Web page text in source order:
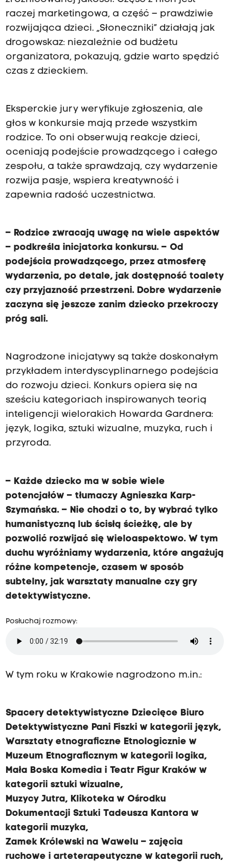
raczej marketingowa, a część – prawdziwie
rozwijająca dzieci. „Słoneczniki” działają jak
drogowskaz: niezależnie od budżetu
organizatora, pokazują, gdzie warto spędzić
czas z dzieckiem.
Eksperckie jury weryfikuje zgłoszenia, ale
głos w konkursie mają przede wszystkim
rodzice. To oni obserwują reakcje dzieci,
oceniają podejście prowadzącego i całego
zespołu, a także sprawdzają, czy wydarzenie
rozwija pasje, wspiera kreatywność i
zapewnia radość uczestnictwa.
– Rodzice zwracają uwagę na wiele aspektów
– podkreśla inicjatorka konkursu. – Od
podejścia prowadzącego, przez atmosferę
wydarzenia, po detale, jak dostępność toalety
czy przyjazność przestrzeni. Dobre wydarzenie
zaczyna się jeszcze zanim dziecko przekroczy
próg sali.
Nagrodzone inicjatywy są także doskonałym
przykładem interdyscyplinarnego podejścia
do rozwoju dzieci. Konkurs opiera się na
sześciu kategoriach inspirowanych teorią
inteligencji wielorakich Howarda Gardnera:
język, logika, sztuki wizualne, muzyka, ruch i
przyroda.
– Każde dziecko ma w sobie wiele
potencjałów – tłumaczy Agnieszka Karp-
Szymańska. – Nie chodzi o to, by wybrać tylko
humanistyczną lub ścisłą ścieżkę, ale by
pozwolić rozwijać się wieloaspektowo. W tym
duchu wyróżniamy wydarzenia, które angażują
różne kompetencje, czasem w sposób
subtelny, jak warsztaty manualne czy gry
detektywistyczne.
ś
m
y
d
z
i
A
K
a
r
p
-
S
z
a
ń
s
k
ą
,
i
c
j
a
t
o
r
k
ę
o
r
Posłuchaj rozmowy:
W tym roku w Krakowie nagrodzono m.in.:
Spacery detektywistyczne Dziecięce Biuro
Detektywistyczne Pani Fiszki w kategorii język,
Warsztaty etnograficzne Etnologicznie w
Muzeum Etnograficznym w kategorii logika,
Mała Boska Komedia i Teatr Figur Kraków w
kategorii sztuki wizualne,
Muzycy Jutra, Klikoteka w Ośrodku
Dokumentacji Sztuki Tadeusza Kantora w
kategorii muzyka,
Zamek Królewski na Wawelu – zajęcia
ruchowe i arteterapeutyczne w kategorii ruch,